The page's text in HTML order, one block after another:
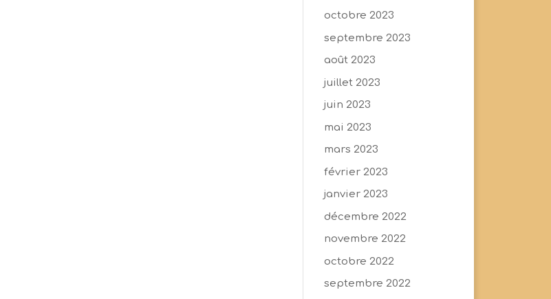
octobre 2023
septembre 2023
août 2023
juillet 2023
juin 2023
mai 2023
mars 2023
février 2023
janvier 2023
décembre 2022
novembre 2022
octobre 2022
septembre 2022